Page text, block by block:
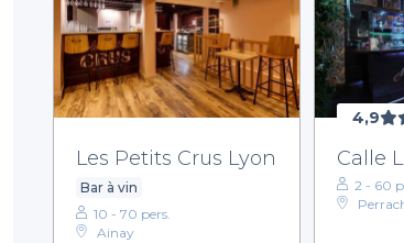
Les Petits Crus Lyon
Bar à vin
10 - 70 pers.
Ainay
4,9
Calle
2 - 60